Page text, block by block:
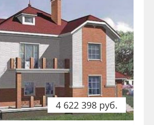
4 622 398 руб.